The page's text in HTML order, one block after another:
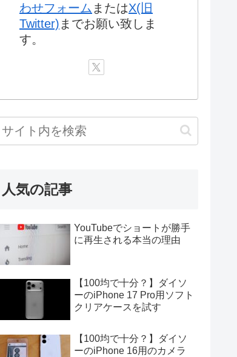
わせフォーム またはX(旧
Twitter) までお願い致しま
す。
人気の記事
YouTubeでショートが勝手
に再生される本当の理由
【100均で十分？】ダイソ
ーのiPhone 17 Pro用ソフト
クリアケースを試す
【100均で十分？】ダイソ
ーのiPhone 16用のカメラ